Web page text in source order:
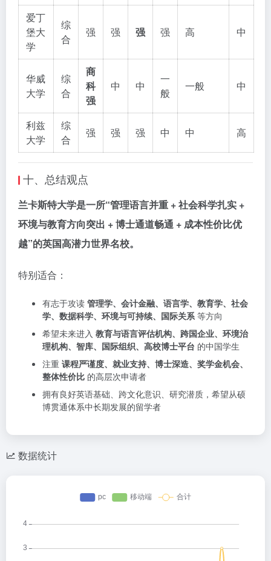
爱丁
堡大
学
综
合
强 强 强 强 高 中
华威
大学
综
合
商
科
强
中 中
一
般
一般 中
利兹
大学
综
合
强 强 强 中 中 高
十、总结观点
兰卡斯特大学是一所“管理语言并重 + 社会科学扎实 +
环境与教育方向突出 + 博士通道畅通 + 成本性价比优
越”的英国高潜力世界名校。
特别适合：
有志于攻读 管理学、会计金融、语言学、教育学、社会
学、数据科学、环境与可持续、国际关系等方向
希望未来进入 教育与语言评估机构、跨国企业、环境治
理机构、智库、国际组织、高校博士平台 的中国学生
注重 课程严谨度、就业支持、博士深造、奖学金机会、
整体性价比 的高层次申请者
拥有良好英语基础、跨文化意识、研究潜质，希望从硕
博贯通体系中长期发展的留学者
数据统计